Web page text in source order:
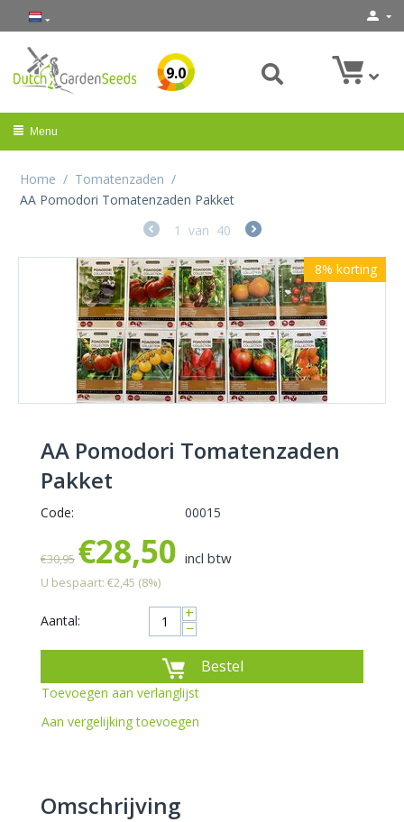
9.0
Menu
Home / Tomatenzaden /
AA Pomodori Tomatenzaden Pakket
1 van 40
8% korting
AA Pomodori Tomatenzaden
Pakket
Code: 00015
€30,95 €28,50 incl btw
U bespaart: €2,45 (8%)
Aantal: +
−
Bestel
Toevoegen aan verlanglijst
Aan vergelijking toevoegen
Omschrijving